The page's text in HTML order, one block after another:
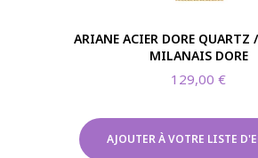
ARIANE ACIER DORE QUARTZ
MILANAIS DORE
129,00€
AJOUTER À VOTRE LISTE